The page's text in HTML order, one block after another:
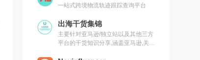
一站式跨境物流轨迹跟踪查询平台
出海干货集锦
主要针对亚马逊/独立站以及其他三方
平台的干货知识分享,涵盖亚马逊,关键